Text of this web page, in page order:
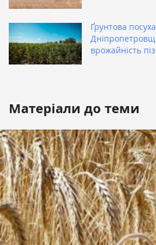
Ґрунтова
врожайність
Матеріали до теми